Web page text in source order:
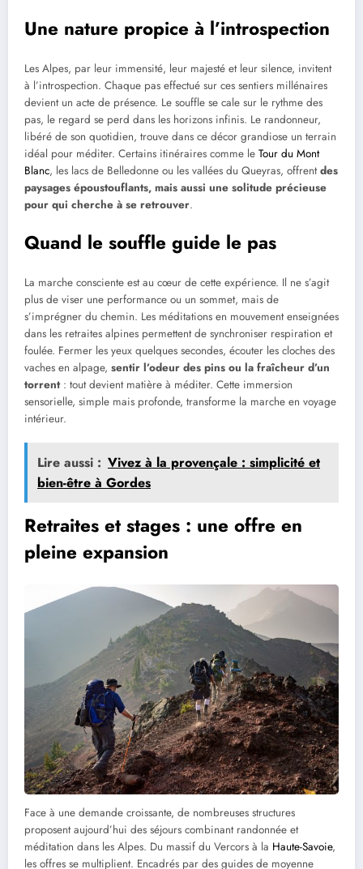
Une nature propice à l’introspection
Les Alpes, par leur immensité, leur majesté et leur silence, invitent
à l’introspection. Chaque pas effectué sur ces sentiers millénaires
devient un acte de présence. Le souffle se cale sur le rythme des
pas, le regard se perd dans les horizons infinis. Le randonneur,
libéré de son quotidien, trouve dans ce décor grandiose un terrain
idéal pour méditer. Certains itinéraires comme le Tour du Mont
Blanc, les lacs de Belledonne ou les vallées du Queyras, offrentdes
paysages époustouflants, mais aussi une solitude précieuse
pour qui cherche à se retrouver.
Quand le souffle guide le pas
La marche consciente est au cœur de cette expérience. Il ne s’agit
plus de viser une performance ou un sommet, mais de
s’imprégner du chemin. Les méditations en mouvement enseignées
dans les retraites alpines permettent de synchroniser respiration et
foulée. Fermer les yeux quelques secondes, écouter les cloches des
vaches en alpage, sentir l’odeur des pins ou la fraîcheur d’un
torrent: tout devient matière à méditer. Cette immersion
sensorielle, simple mais profonde, transforme la marche en voyage
intérieur.
Lire aussi : Vivez à la provençale : simplicité et
bien-être à Gordes
Retraites et stages : une offre en
pleine expansion
Face à une demande croissante, de nombreuses structures
proposent aujourd’hui des séjours combinant randonnée et
méditation dans les Alpes. Du massif du Vercors à la Haute-Savoie,
les offres se multiplient. Encadrés par des guides de moyenne